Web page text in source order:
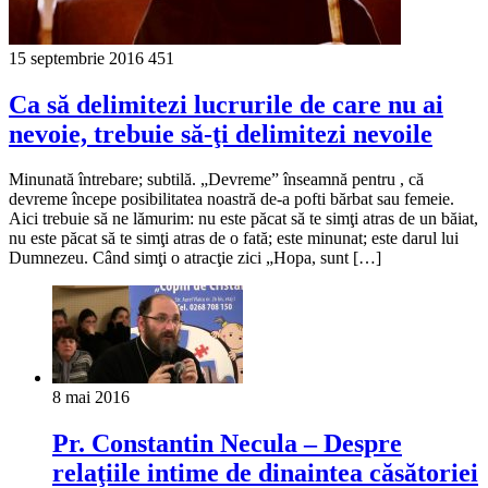
15 septembrie 2016 451
Ca să delimitezi lucrurile de care nu ai
nevoie, trebuie să-ţi delimitezi nevoile
Minunată întrebare; subtilă. „Devreme” înseamnă pentru , că
devreme începe posibilitatea noastră de-a pofti bărbat sau femeie.
Aici trebuie să ne lămurim: nu este păcat să te simţi atras de un băiat,
nu este păcat să te simţi atras de o fată; este minunat; este darul lui
Dumnezeu. Când simţi o atracţie zici „Hopa, sunt […]
8 mai 2016
Pr. Constantin Necula – Despre
relaţiile intime de dinaintea căsătoriei